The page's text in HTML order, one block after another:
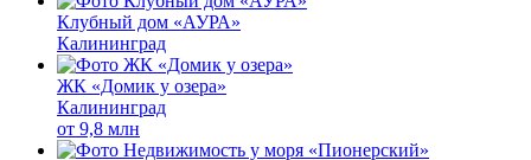
Клубный дом «АУРА»
Калининград
ЖК «Домик у озера»
Калининград
от 9,8 млн